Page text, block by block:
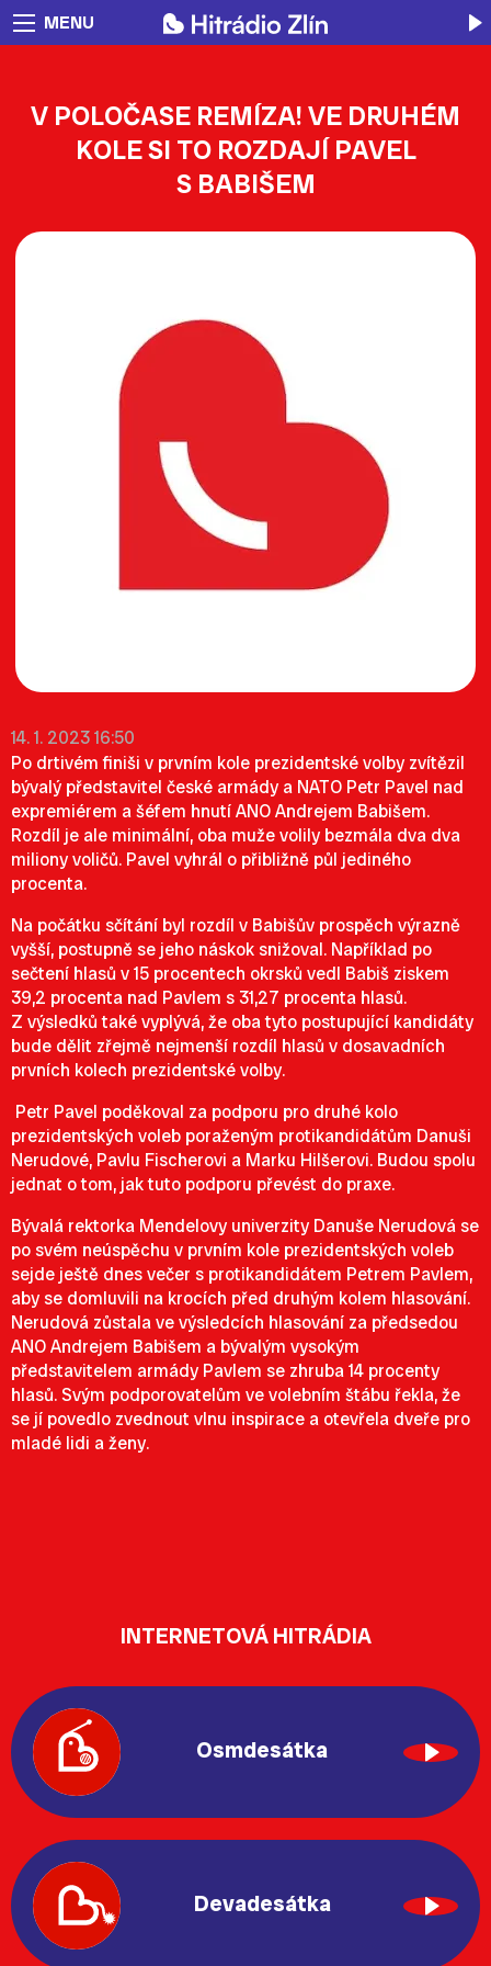
MENU
V POLOČASE REMÍZA! VE DRUHÉM
KOLE SI TO ROZDAJÍ PAVEL
S BABIŠEM
14. 1. 2023 16:50
Po drtivém finiši v prvním kole prezidentské volby zvítězil
bývalý představitel české armády a NATO Petr Pavel nad
expremiérem a šéfem hnutí ANO Andrejem Babišem.
Rozdíl je ale minimální, oba muže volily bezmála dva dva
miliony voličů. Pavel vyhrál o přibližně půl jediného
procenta.
Na počátku sčítání byl rozdíl v Babišův prospěch výrazně
vyšší, postupně se jeho náskok snižoval. Například po
sečtení hlasů v 15 procentech okrsků vedl Babiš ziskem
39,2 procenta nad Pavlem s 31,27 procenta hlasů.
Z výsledků také vyplývá, že oba tyto postupující kandidáty
bude dělit zřejmě nejmenší rozdíl hlasů v dosavadních
prvních kolech prezidentské volby.
Petr Pavel poděkoval za podporu pro druhé kolo
prezidentských voleb poraženým protikandidátům Danuši
Nerudové, Pavlu Fischerovi a Marku Hilšerovi. Budou spolu
jednat o tom, jak tuto podporu převést do praxe.
Bývalá rektorka Mendelovy univerzity Danuše Nerudová se
po svém neúspěchu v prvním kole prezidentských voleb
sejde ještě dnes večer s protikandidátem Petrem Pavlem,
aby se domluvili na krocích před druhým kolem hlasování.
Nerudová zůstala ve výsledcích hlasování za předsedou
ANO Andrejem Babišem a bývalým vysokým
představitelem armády Pavlem se zhruba 14 procenty
hlasů. Svým podporovatelům ve volebním štábu řekla, že
se jí povedlo zvednout vlnu inspirace a otevřela dveře pro
mladé lidi a ženy.
INTERNETOVÁ HITRÁDIA
Osmdesátka
Devadesátka